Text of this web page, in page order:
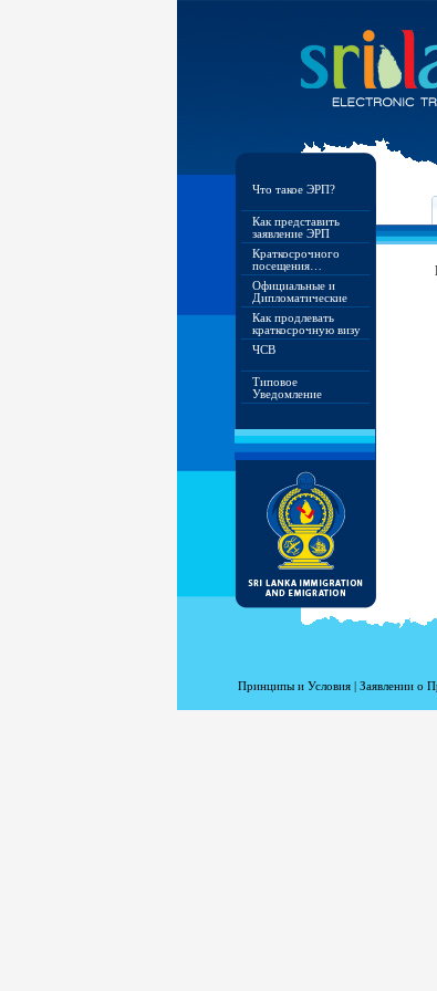
Что такое ЭРП?
Как представить
заявление ЭРП
Краткосрочного
посещения…
Официальные и
Дипломатические
Как продлевать
краткосрочную визу
ЧСВ
Типовое
Уведомление
Принципы и Условия | Заявлении о